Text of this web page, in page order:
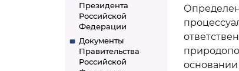
Президента
Российской
Федерации
Документы
Правительства
Российской